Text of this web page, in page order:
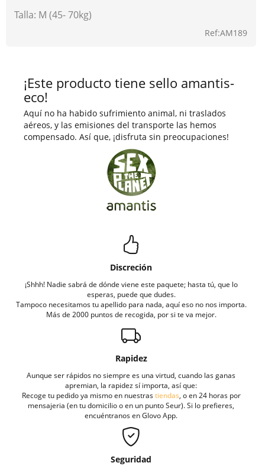
Talla: M (45- 70kg)
Ref:AM189
¡Este producto tiene sello amantis-
eco!
Aquí no ha habido sufrimiento animal, ni traslados
aéreos, y las emisiones del transporte las hemos
compensado. Así que, ¡disfruta sin preocupaciones!
Discreción
¡Shhh! Nadie sabrá de dónde viene este paquete; hasta tú, que lo
esperas, puede que dudes.
Tampoco necesitamos tu apellido para nada, aquí eso no nos importa.
Más de 2000 puntos de recogida, por si te va mejor.
Rapidez
Aunque ser rápidos no siempre es una virtud, cuando las ganas
apremian, la rapidez sí importa, así que:
Recoge tu pedido ya mismo en nuestrastiendas, o en 24 horas por
mensajeria (en tu domicilio o en un punto Seur). Si lo prefieres,
encuéntranos en Glovo App.
Seguridad